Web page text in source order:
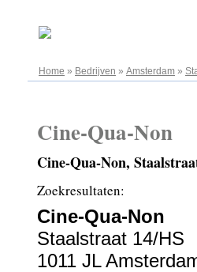
Home » Bedrijven » Amsterdam »
Cine-Qua-Non
Cine-Qua-Non,
Zoekresultaten:
Cine-Qua-Non
Staalstraat 14/HS
1011 JL